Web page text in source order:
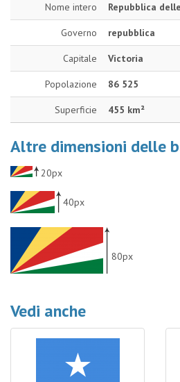
Nome intero Repubblica
Governo repubblica
Capitale Victoria
Popolazione 86 525
Superficie 455 km²
Altre dimensioni delle
20px
40px
80px
Vedi anche